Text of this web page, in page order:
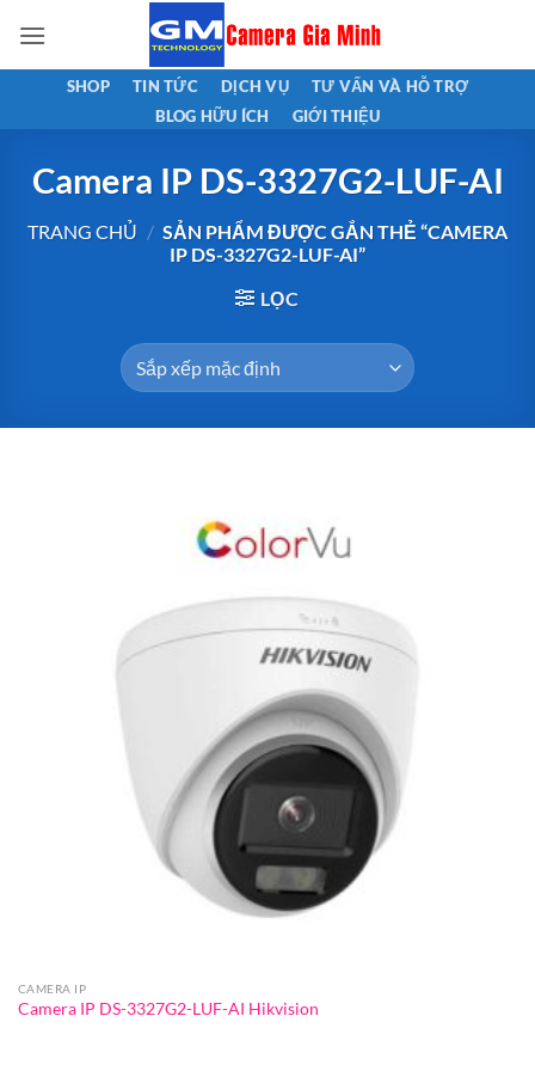
qua
nội
SHOP TIN TỨC DỊCH VỤ
TƯ VẤN VÀ HỖ TRỢ
BLOG HỮU ÍCH
GIỚI THIỆU
Camera IP DS-3327G2-LUF-AI
TRANG CHỦ / SẢN PHẨM ĐƯỢC GẮN THẺ “CAMERA
IP DS-3327G2-LUF-AI”
LỌC
CAMERA IP
Camera IP DS-3327G2-LUF-AI Hikvision